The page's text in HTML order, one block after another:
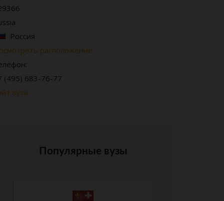
Россия
расположение
(495) 683-76-77
вуза
Популярные вузы